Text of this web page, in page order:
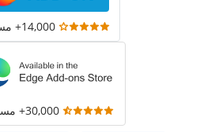
14,000+ مستخدم
30,000+ مستخدم